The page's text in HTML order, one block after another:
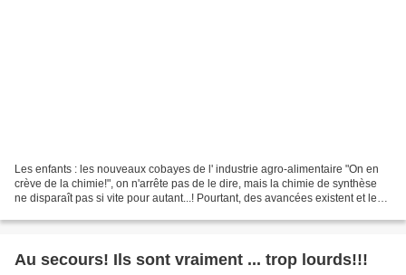
Les enfants : les nouveaux cobayes de l' industrie agro-alimentaire "On en
crève de la chimie!", on n'arrête pas de le dire, mais la chimie de synthèse
ne disparaît pas si vite pour autant...! Pourtant, des avancées existent et le
Au secours! Ils sont vraiment ... trop lourds!!!